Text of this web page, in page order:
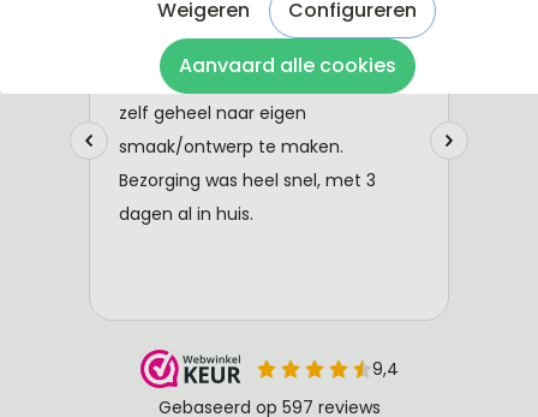
Weigeren
Configureren
Aanvaard alle cookies